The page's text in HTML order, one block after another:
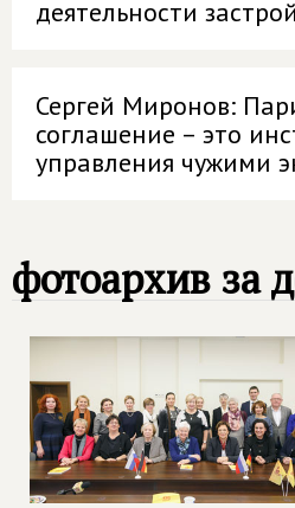
деятельности
Сергей Миронов:
соглашение – это
управления чужими
фотоархив за